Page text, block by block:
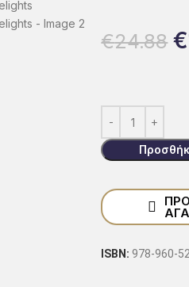
€24.88 €
ISBN: 978-960-